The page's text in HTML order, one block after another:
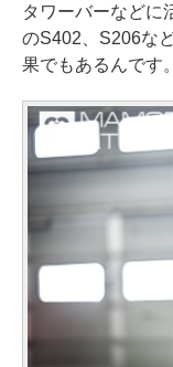
タワーバーなどに
のS402、S206な
果でもあるんです。